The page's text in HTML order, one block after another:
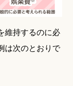
維持するのに必
は次のとおりで